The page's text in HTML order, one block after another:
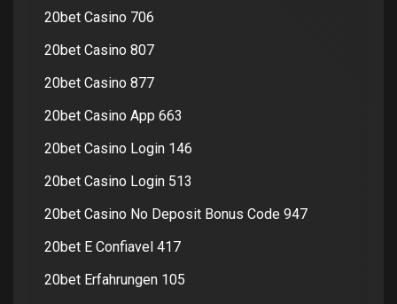
20bet Casino 706
20bet Casino 807
20bet Casino 877
20bet Casino App 663
20bet Casino Login 146
20bet Casino Login 513
20bet Casino No Deposit Bonus Code 947
20bet E Confiavel 417
20bet Erfahrungen 105